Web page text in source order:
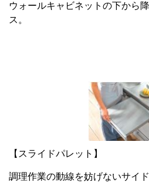
ウォールキャビネットの下から
ス。
【スライドパレット】
調理作業の動線を妨げないサイ